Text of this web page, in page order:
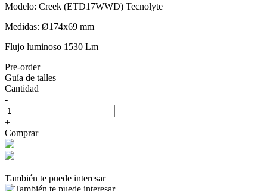
Modelo: Creek (ETD17WWD) Tecnolyte
Medidas: Ø174x69 mm
Flujo luminoso 1530 Lm
Pre-order
Guía de talles
Cantidad
-
+
Comprar
También te puede interesar